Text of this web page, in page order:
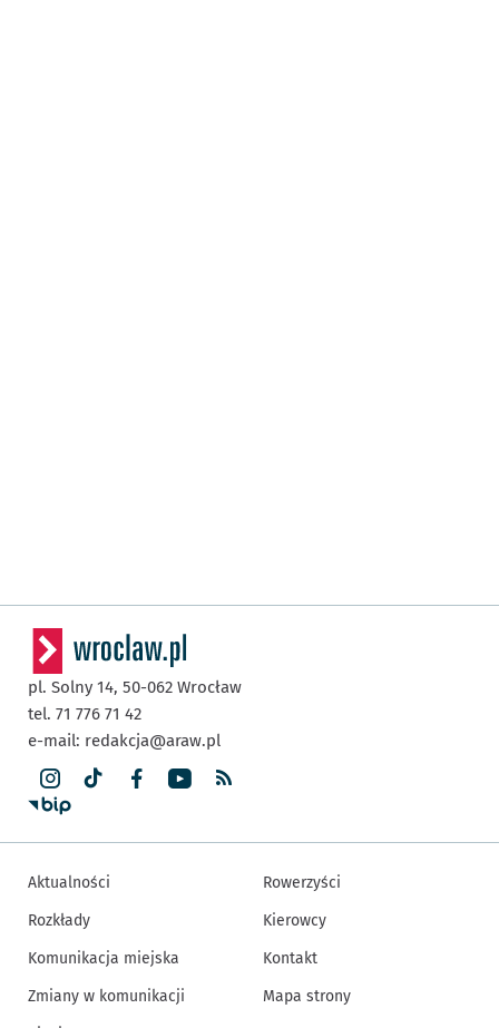
pl. Solny 14, 50-062 Wrocław
tel. 71 776 71 42
e-mail: redakcja@araw.pl
Aktualności
Rozkłady
Komunikacja miejska
Zmiany w komunikacji
Rowerzyści
Kierowcy
Kontakt
Mapa strony